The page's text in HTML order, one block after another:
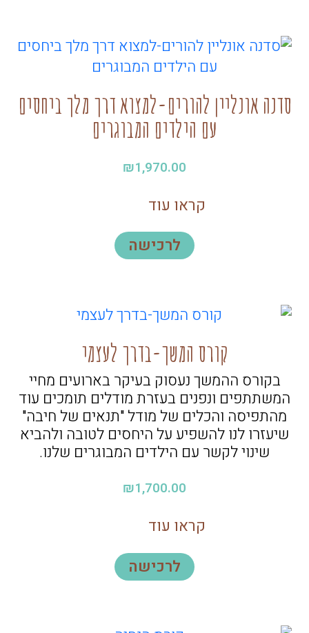
סדנה אונליין להורים-למצוא דרך מלך ביחסים
עם הילדים המבוגרים
₪1,970.00
קראו עוד
לרכישה
קורס המשך-בדרך לעצמי
בקורס ההמשך נעסוק בעיקר בארועים מחיי
המשתתפים ונפנים בעזרת מודלים תומכים עוד
מהתפיסה והכלים של מודל "תנאים של חיבה"
שיעזרו לנו להשפיע על היחסים לטובה ולהביא
שינוי לקשר עם הילדים המבוגרים שלנו.
₪1,700.00
קראו עוד
לרכישה